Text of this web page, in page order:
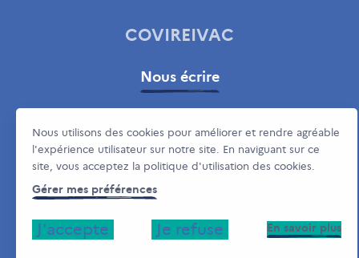
COVIREIVAC
Nous écrire
Vous avez besoin d'aide pour votre désinscription ?
Nous utilisons des cookies pour améliorer et rendre agréable
l'expérience utilisateur sur notre site. En naviguant sur ce
site, vous acceptez la politique d'utilisation des cookies.
Gérer mes préférences
J'accepte Je refuse En savoir plus